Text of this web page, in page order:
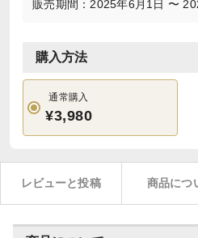
販売期間：2025年6月1日 〜
購入方法
通常購入
¥3,980
レビューと投稿 商品につ